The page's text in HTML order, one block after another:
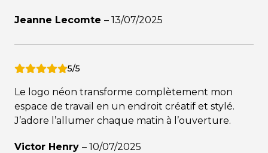
Jeanne Lecomte – 13/07/2025
5/5
Le logo néon transforme complètement mon
espace de travail en un endroit créatif et stylé.
J’adore l’allumer chaque matin à l’ouverture.
Victor Henry – 10/07/2025